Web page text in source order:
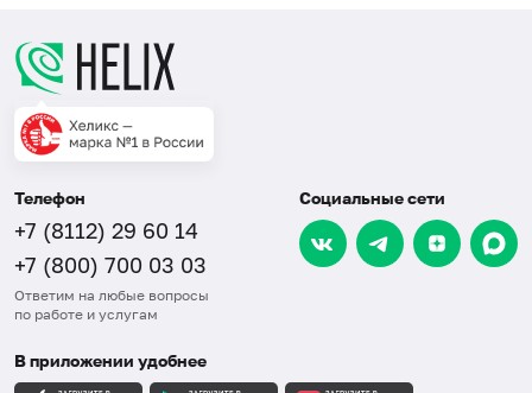
Телефон
+7 (8112) 29 60 14
+7 (800) 700 03 03
Ответим на любые вопросы
по работе и услугам
Социальные сети
В приложении удобнее